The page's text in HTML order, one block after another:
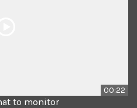
00:22
to monitor